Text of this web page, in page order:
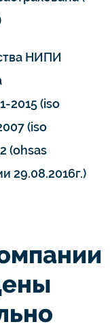
НИПИ
2015 (iso
(iso
(ohsas
29.08.2016г.)